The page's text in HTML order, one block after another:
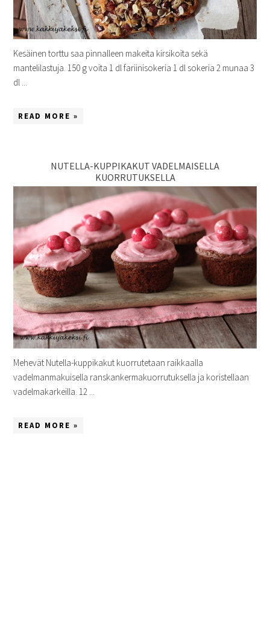
Kesäinen torttu saa pinnalleen makeita kirsikoita sekä
mantelilastuja. 150 g voita 1 dl fariinisokeria 1 dl sokeria 2 munaa 3
dl ...
READ MORE »
NUTELLA-KUPPIKAKUT VADELMAISELLA
KUORRUTUKSELLA
Mehevät Nutella-kuppikakut kuorrutetaan raikkaalla
vadelmanmakuisella ranskankermakuorrutuksella ja koristellaan
vadelmakarkeilla. 12 ...
READ MORE »